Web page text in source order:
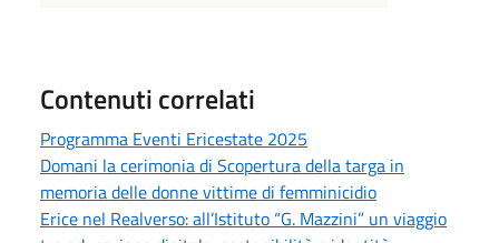
Contenuti correlati
Programma Eventi Ericestate 2025
Domani la cerimonia di Scopertura della targa in
memoria delle donne vittime di femminicidio
Erice nel Realverso: all’Istituto “G. Mazzini” un viaggio